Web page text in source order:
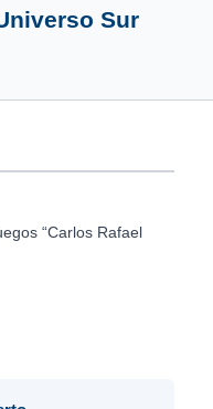
Sur
“Carlos Rafael